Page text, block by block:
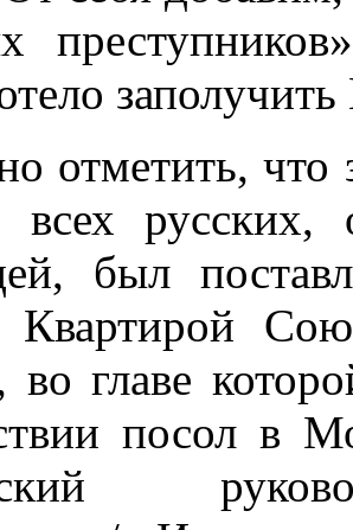
отметить, что
русских,
был
главе
посол в